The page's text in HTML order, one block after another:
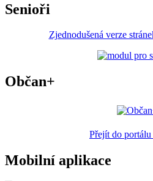
Senioři
Zjednodušená verze
Občan+
Přejít do
Mobilní aplikace